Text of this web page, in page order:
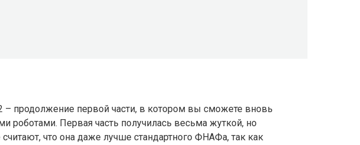
– продолжение первой части, в котором вы сможете вновь
роботами. Первая часть получилась весьма жуткой, но
что она даже лучше стандартного ФНАФа, так как